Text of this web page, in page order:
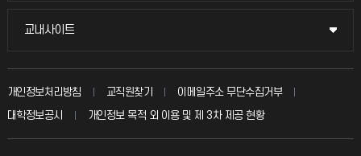
입학안내
칭찬마당
학생서비스 지킴이
국방헬프콜
교내사이트
교내사이트
교수회
교육혁신본부
개인정보처리방침 교직원찾기
이메일주소 무단수집거부
대학정보공시
개인정보 목적 외 이용 및 제 3차 제공 현황